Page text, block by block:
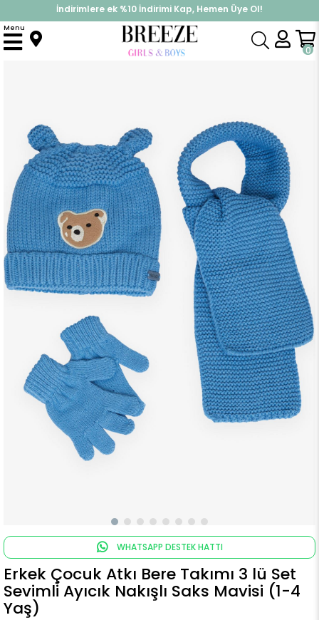
%30 Sepette Yaz İndirimi, Hemen Al!
İndirimlere ek %10 İndirimi Kap, Hemen Üye Ol!
0
Menu
Anasayfa Atkı & Bere
WHATSAPP DESTEK HATTI
Erkek Çocuk Atkı Bere Takımı 3 lü Set
Sevimli Ayıcık Nakışlı Saks Mavisi (1-4
Yaş)